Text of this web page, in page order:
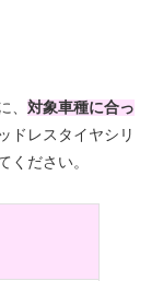
、 対象車種に合っ
ドレスタイヤシリ
ください。